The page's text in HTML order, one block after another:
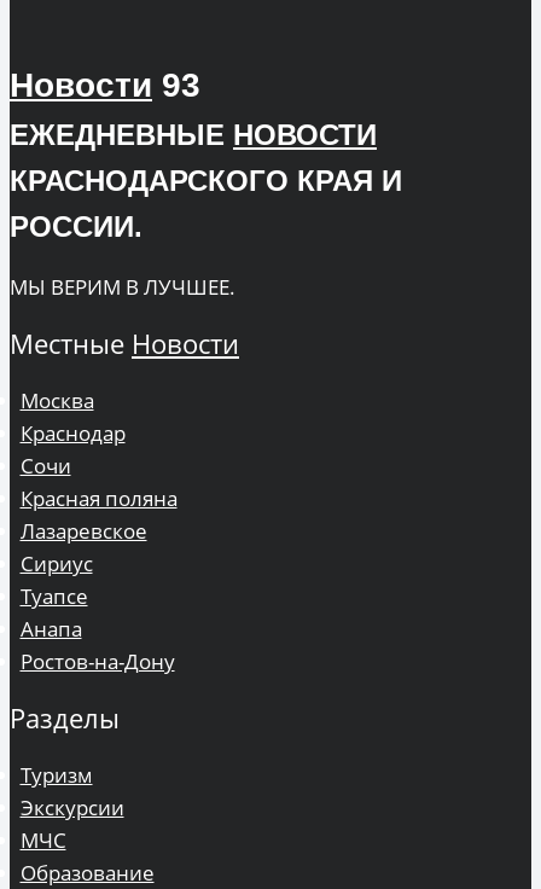
Новости 93
ЕЖЕДНЕВНЫЕ НОВОСТИ
КРАСНОДАРСКОГО КРАЯ И
РОССИИ.
МЫ ВЕРИМ В ЛУЧШЕЕ.
Местные Новости
Москва
Краснодар
Сочи
Красная поляна
Лазаревское
Сириус
Туапсе
Анапа
Ростов-на-Дону
Разделы
Туризм
Экскурсии
МЧС
Образование